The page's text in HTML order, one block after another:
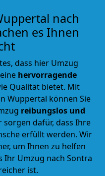
nach
es Ihnen
dass hier Umzug
hervorragende
Qualität bietet. Mit
Wuppertal können Sie
reibungslos und
dafür, dass Ihre
erfüllt werden. Wir
um Ihnen zu helfen
Ihr Umzug nach Sontra
ist.